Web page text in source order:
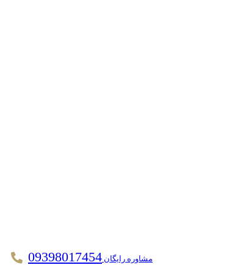
مشاوره رایگان 09398017454